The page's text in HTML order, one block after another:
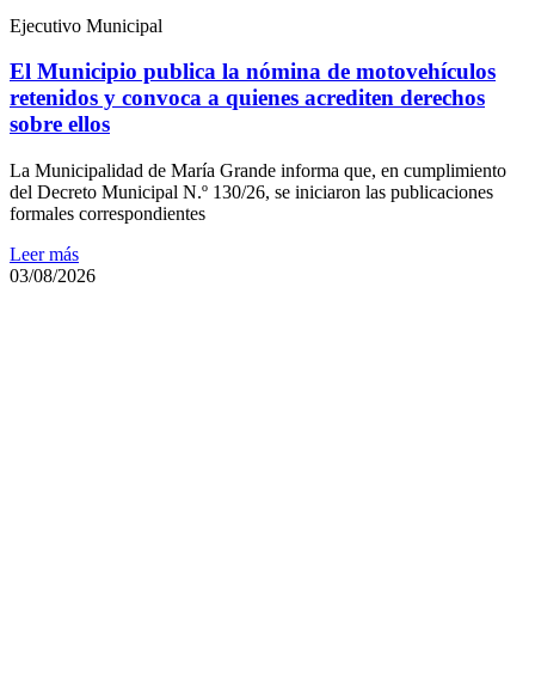
Ejecutivo Municipal
El Municipio publica la nómina de motovehículos
retenidos y convoca a quienes acrediten derechos
sobre ellos
La Municipalidad de María Grande informa que, en cumplimiento
del Decreto Municipal N.º 130/26, se iniciaron las publicaciones
formales correspondientes
Leer más
03/08/2026